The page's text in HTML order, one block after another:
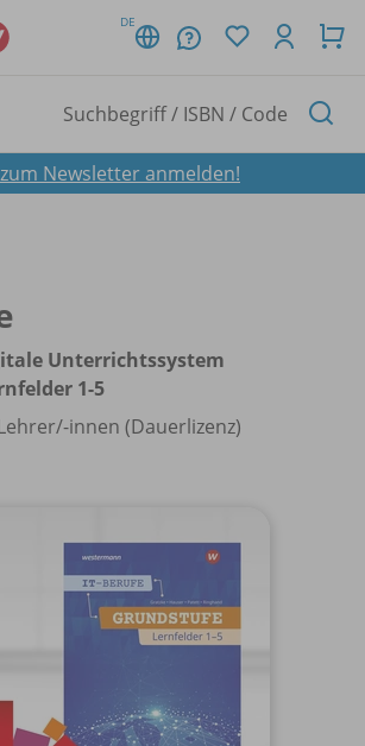
DE
zum Newsletter anmelden!
Unterrichtssystem
1-5
-innen (Dauerlizenz)